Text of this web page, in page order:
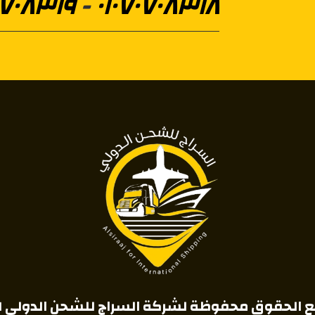
الحقوق محفوظة لشركة السراج للشحن الدولي ٢٠٢٦